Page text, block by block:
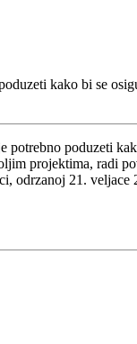
kako bi se
potrebno poduzeti
projektima, radi
odrzanoj 21. veljace